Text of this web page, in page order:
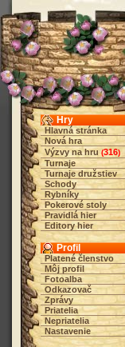
Hry
Hlavná stránka
Nová hra
Výzvy na hru (316)
Turnaje
Turnaje družstiev
Schody
Rybníky
Pokerové stoly
Pravidlá hier
Editory hier
Profil
Platené členstvo
Môj profil
Fotoalba
Odkazovač
Zprávy
Priatelia
Nepriatelia
Nastavenie